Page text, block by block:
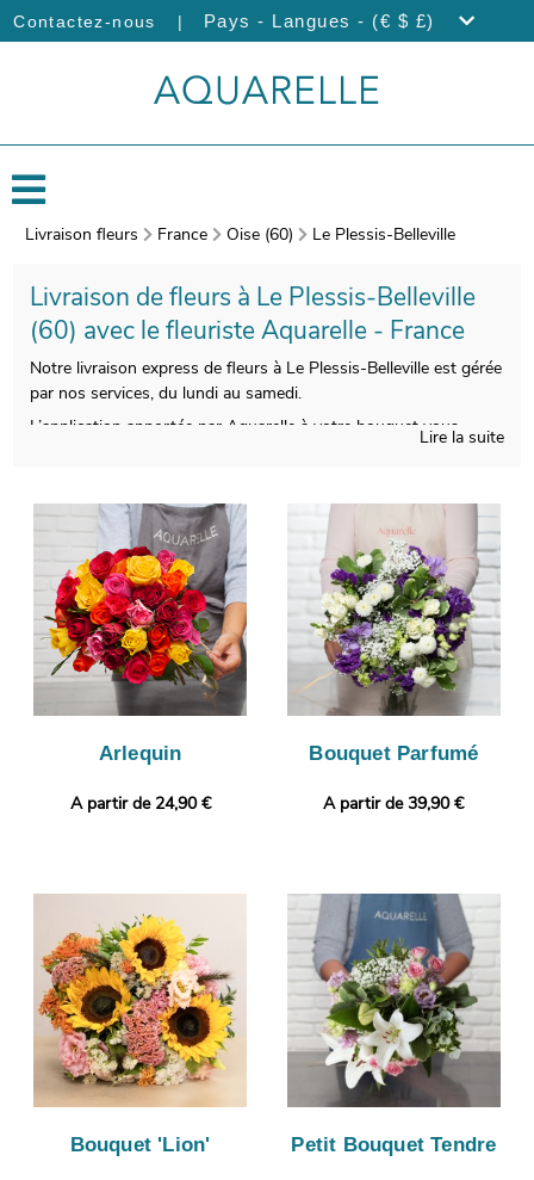
Contactez-nous | Pays - Langues - (€ $ £)
Livraison fleurs France Oise (60) Le Plessis-Belleville
Livraison de fleurs à Le Plessis-Belleville
(60) avec le fleuriste Aquarelle - France
Notre livraison express de fleurs à Le Plessis-Belleville est gérée
par nos services, du lundi au samedi.
L’application apportée par Aquarelle à votre bouquet vous
ensuite dans un porte-bouquet de transport, puis votre
bouquet est pris en photo. Vous pourrez vérifier que votre
bouquet est bien conforme, puisque l’objectif de cette photo
est de vous la faire parvenir. L’envoi sera ensuite effectué. Envie
de sortir des sentiers battus ? Gratuitement et en quelques
clics, vous pourrez ajouter une photo ou un message à votre
commande.
Lire la suite
Arlequin
A partir de 24,90 €
Bouquet Parfumé
A partir de 39,90 €
Bouquet 'Lion' Petit Bouquet Tendre